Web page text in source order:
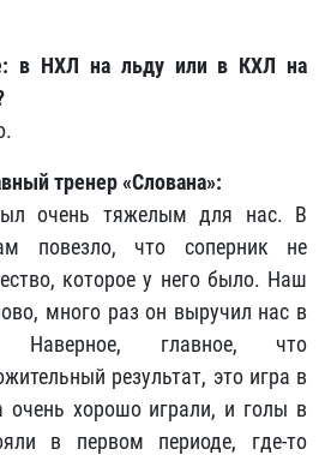
в НХЛ на льду или в КХЛ на
тренер «Слована»:
очень тяжелым для нас. В
повезло, что соперник не
которое у него было. Наш
много раз он выручил нас в
Наверное, главное, что
результат, это игра в
очень хорошо играли, и голы в
в первом периоде, где-то